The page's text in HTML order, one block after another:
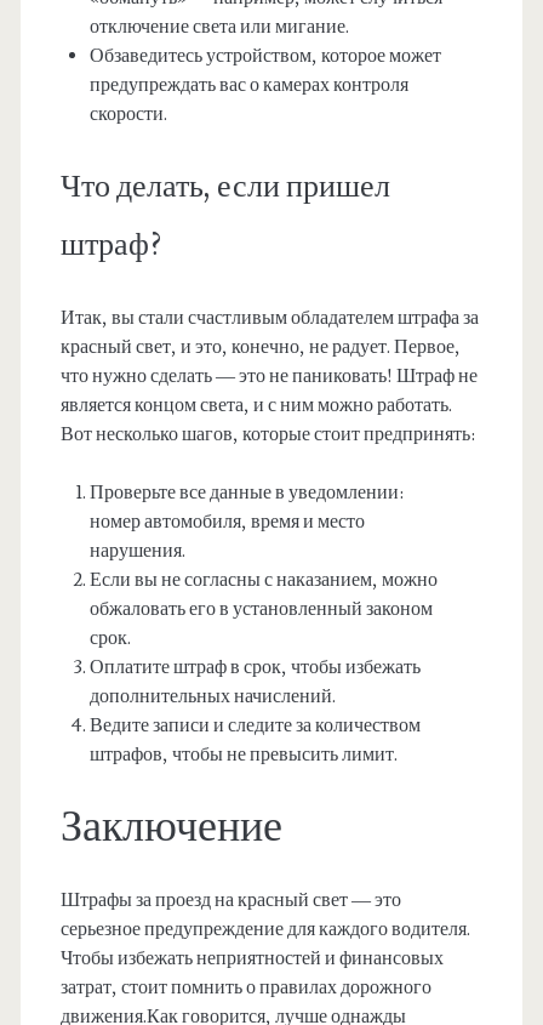
отключение света или мигание.
Обзаведитесь устройством, которое может
предупреждать вас о камерах контроля
скорости.
Что делать, если пришел
штраф?
Итак, вы стали счастливым обладателем штрафа за
красный свет, и это, конечно, не радует. Первое,
что нужно сделать — это не паниковать! Штраф не
является концом света, и с ним можно работать.
Вот несколько шагов, которые стоит предпринять:
Проверьте все данные в уведомлении:
номер автомобиля, время и место
нарушения.
Если вы не согласны с наказанием, можно
обжаловать его в установленный законом
срок.
Оплатите штраф в срок, чтобы избежать
дополнительных начислений.
Ведите записи и следите за количеством
штрафов, чтобы не превысить лимит.
Заключение
Штрафы за проезд на красный свет — это
серьезное предупреждение для каждого водителя.
Чтобы избежать неприятностей и финансовых
затрат, стоит помнить о правилах дорожного
движения.Как говорится, лучше однажды